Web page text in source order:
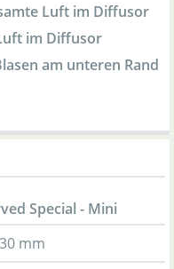
Luft im Diffusor
im Diffusor
am unteren Rand
Special - Mini
mm